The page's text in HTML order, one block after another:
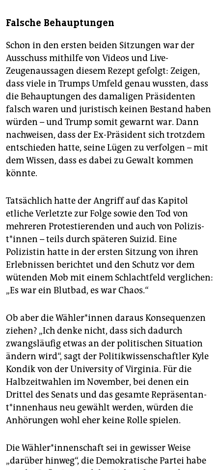
Falsche Behauptungen
Schon in den ersten beiden Sitzungen war der
Ausschuss mithilfe von Videos und Live-
Zeugenaussagen diesem Rezept gefolgt: Zeigen,
dass viele in Trumps Umfeld genau wussten, dass
die Behauptungen des damaligen Präsidenten
falsch waren und juristisch keinen Bestand haben
würden – und Trump somit gewarnt war. Dann
nachweisen, dass der Ex-Präsident sich trotzdem
entschieden hatte, seine Lügen zu verfolgen – mit
dem Wissen, dass es dabei zu Gewalt kommen
könnte.
Tatsächlich hatte der Angriff auf das Kapitol
etliche Verletzte zur Folge sowie den Tod von
mehreren Protestierenden und auch von Po­li­zis­
t*in­nen – teils durch späteren Suizid. Eine
Polizistin hatte in der ersten Sitzung von ihren
Erlebnissen berichtet und den Schutz vor dem
wütenden Mob mit einem Schlachtfeld verglichen:
„Es war ein Blutbad, es war Chaos.“
Ob aber die Wäh­le­r*in­nen daraus Konsequenzen
ziehen? „Ich denke nicht, dass sich dadurch
zwangsläufig etwas an der politischen Situation
ändern wird“, sagt der Politikwissenschaftler Kyle
Kondik von der University of Virginia. Für die
Halbzeitwahlen im November, bei denen ein
Drittel des Senats und das gesamte Re­prä­sen­tan­
t*in­nen­haus neu gewählt werden, würden die
Anhörungen wohl eher keine Rolle spielen.
Die Wäh­le­r*in­nen­schaft sei in gewisser Weise
„darüber hinweg“, die Demokratische Partei habe